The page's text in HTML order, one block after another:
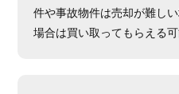
件や事故物件は売却が難し
場合は買い取ってもらえる可